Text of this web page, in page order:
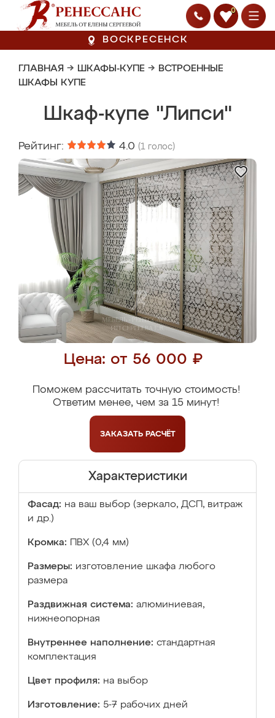
0
ВОСКРЕСЕНСК
ГЛАВНАЯ → ШКАФЫ-КУПЕ → ВСТРОЕННЫЕ
ШКАФЫ КУПЕ
Шкаф-купе "Липси"
Рейтинг: 4.0 (1 голос)
Цена: от 56 000 ₽
Поможем рассчитать точную стоимость!
Ответим менее, чем за 15 минут!
ЗАКАЗАТЬ РАСЧЁТ
Характеристики
Фасад: на ваш выбор (зеркало, ДСП, витраж
и др.)
Кромка: ПВХ (0,4 мм)
Размеры: изготовление шкафа любого
размера
Раздвижная система: алюминиевая,
нижнеопорная
Внутреннее наполнение: стандартная
комплектация
Цвет профиля: на выбор
Изготовление: 5-7 рабочих дней